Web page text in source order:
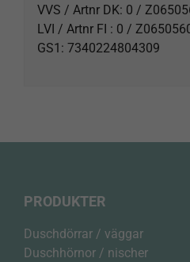
VVS / Artnr DK: 0 /
LVI / Artnr FI : 0 /
GS1: 7340224804309
PRODUKTER
Duschdörrar / väggar
Duschhörnor / nischer